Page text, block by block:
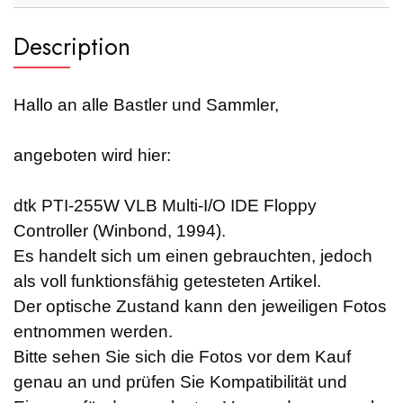
Description
Hallo an alle Bastler und Sammler,
angeboten wird hier:
dtk PTI-255W VLB Multi-I/O IDE Floppy
Controller (Winbond, 1994).
Es handelt sich um einen gebrauchten, jedoch
als voll funktionsfähig getesteten Artikel.
Der optische Zustand kann den jeweiligen Fotos
entnommen werden.
Bitte sehen Sie sich die Fotos vor dem Kauf
genau an und prüfen Sie Kompatibilität und